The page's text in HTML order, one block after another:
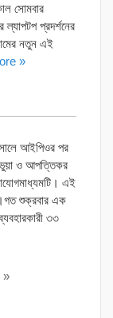
সোমবার
ল্যাপটপ প্রদর্শনের
নতুন এই
»
আইপিওর পর
ভুয়া ও আপত্তিকর
এই
শুক্রবার এক
৩৩
»